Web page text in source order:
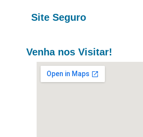
Site Seguro
Venha nos Visitar!